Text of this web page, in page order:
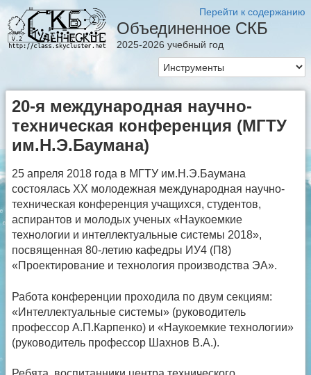
Перейти к содержанию
Объединенное СКБ
2025-2026 учебный год
20-я международная научно-
техническая конференция (МГТУ
им.Н.Э.Баумана)
25 апреля 2018 года в МГТУ им.Н.Э.Баумана
состоялась XX молодежная международная научно-
техническая конференция учащихся, студентов,
аспирантов и молодых ученых «Наукоемкие
технологии и интеллектуальные системы 2018»,
посвященная 80-летию кафедры ИУ4 (П8)
«Проектирование и технология производства ЭА».
Работа конференции проходила по двум секциям:
«Интеллектуальные системы» (руководитель
профессор А.П.Карпенко) и «Наукоемкие технологии»
(руководитель профессор Шахнов В.А.).